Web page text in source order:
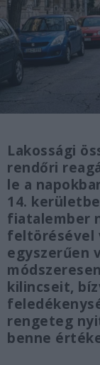
Lakossági
rendőri
le a
14.
fiatalember
feltörésével
egyszerűen
kilincseit,
rengeteg
benne